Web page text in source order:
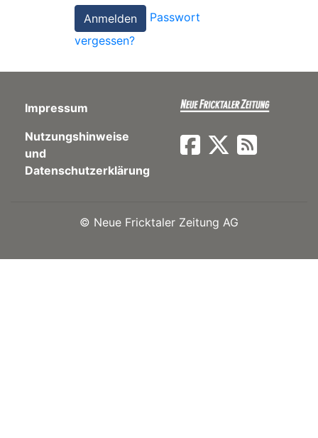
Paper
App
Passwort
vergessen?
Impressum
Nutzungshinweise
und
Datenschutzerklärung
© Neue Fricktaler Zeitung AG